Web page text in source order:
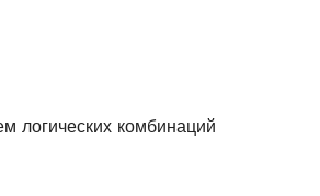
логических комбинаций